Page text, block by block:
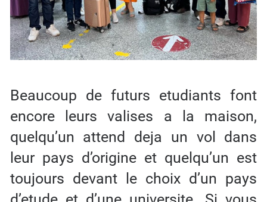
Beaucoup de futurs etudiants font
encore leurs valises a la maison,
quelqu’un attend deja un vol dans
leur pays d’origine et quelqu’un est
toujours devant le choix d’un pays